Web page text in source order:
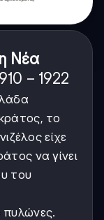
Νέα
− 1922
το
είχε
να γίνει
του
πυλώνες.